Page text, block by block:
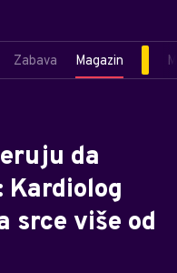
Zabava Magazin
da
srce više od